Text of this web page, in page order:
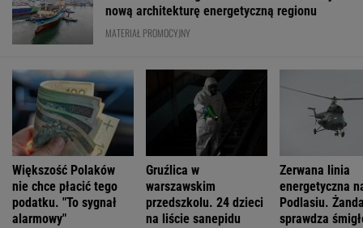
nową architekturę energetyczną regionu
MATERIAŁ PROMOCYJNY
Większość Polaków
nie chce płacić tego
podatku. "To sygnał
alarmowy"
Gruźlica w
warszawskim
przedszkolu. 24 dzieci
na liście sanepidu
Zerwana linia
energetyczna
Podlasiu.
sprawdza